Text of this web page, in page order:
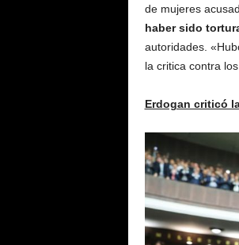
de mujeres
haber sido
autoridades.
la critica contra
Erdogan criticó